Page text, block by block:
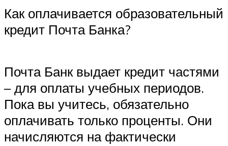
Как оплачивается образовательный
кредит Почта Банка?
Почта Банк выдает кредит частями
– для оплаты учебных периодов.
Пока вы учитесь, обязательно
оплачивать только проценты. Они
начисляются на фактически